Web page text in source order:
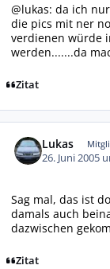
@lukas: da ich
die pics mit ner
verdienen würde
werden.......da
Zitat
Lukas
26. Juni 2005
Sag mal, das ist
damals auch
dazwischen
Zitat